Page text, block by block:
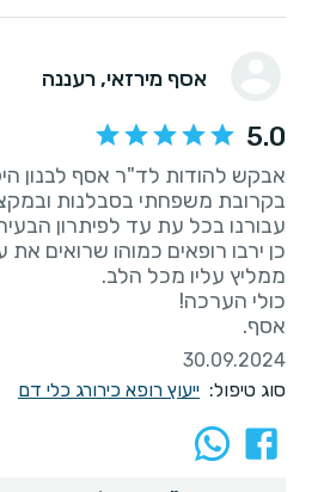
אסף מירזאי, רעננה
5.0
אבקש להודות לד"ר אסף לבנון
בקרובת משפחתי בסבלנות
אסף.
30.09.2024
סוג טיפול: ייעוץ רופא כירורג כלי דם